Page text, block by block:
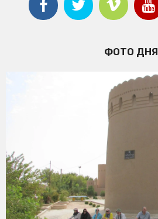
ФОТО ДНЯ